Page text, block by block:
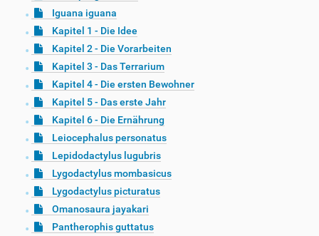
Iguana iguana
Kapitel 1 - Die Idee
Kapitel 2 - Die Vorarbeiten
Kapitel 3 - Das Terrarium
Kapitel 4 - Die ersten Bewohner
Kapitel 5 - Das erste Jahr
Kapitel 6 - Die Ernährung
Leiocephalus personatus
Lepidodactylus lugubris
Lygodactylus mombasicus
Lygodactylus picturatus
Omanosaura jayakari
Pantherophis guttatus